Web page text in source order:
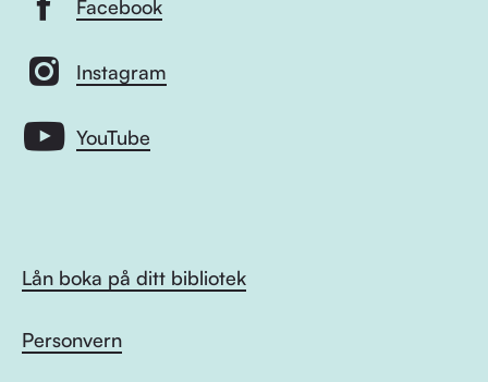
Facebook
Instagram
YouTube
Lån boka på ditt bibliotek
Personvern